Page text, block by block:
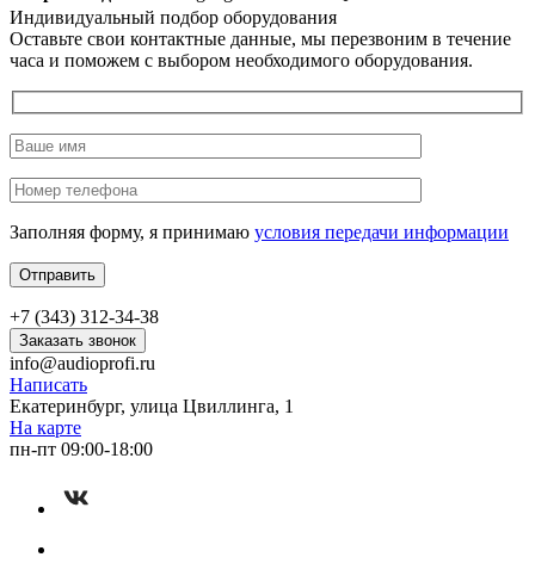
Индивидуальный подбор оборудования
Оставьте свои контактные данные, мы перезвоним в течение
часа и поможем с выбором необходимого оборудования.
Заполняя форму, я принимаю условия передачи информации
+7 (343) 312-34-38
Заказать звонок
info@audioprofi.ru
Написать
Екатеринбург, улица Цвиллинга, 1
На карте
пн-пт 09:00-18:00